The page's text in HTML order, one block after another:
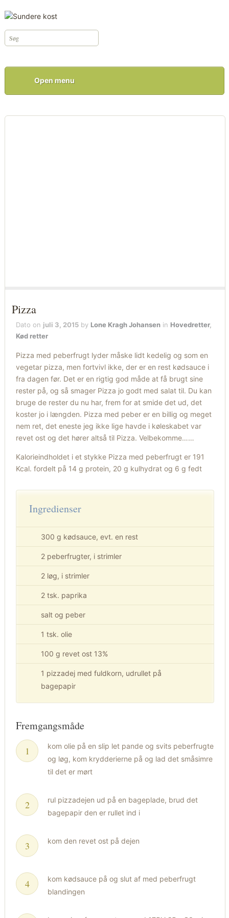
Open menu
Pizza
Dato on juli 3, 2015 by Lone Kragh Johansen in Hovedretter,
Kød retter
Pizza med peberfrugt lyder måske lidt kedelig og som en
vegetar pizza, men fortvivl ikke, der er en rest kødsauce i
fra dagen før. Det er en rigtig god måde at få brugt sine
rester på, og så smager Pizza jo godt med salat til. Du kan
bruge de rester du nu har, frem for at smide det ud, det
koster jo i længden. Pizza med peber er en billig og meget
nem ret, det eneste jeg ikke lige havde i køleskabet var
revet ost og det hører altså til Pizza. Velbekomme……
Kalorieindholdet i et stykke Pizza med peberfrugt er 191
Kcal. fordelt på 14 g protein, 20 g kulhydrat og 6 g fedt
Ingredienser
300 g kødsauce, evt. en rest
2 peberfrugter, i strimler
2 løg, i strimler
2 tsk. paprika
salt og peber
1 tsk. olie
100 g revet ost 13%
1 pizzadej med fuldkorn, udrullet på
bagepapir
Fremgangsmåde
kom olie på en slip let pande og svits peberfrugte
og løg, kom krydderierne på og lad det småsimre
til det er mørt
rul pizzadejen ud på en bageplade, brud det
bagepapir den er rullet ind i
kom den revet ost på dejen
kom kødsauce på og slut af med peberfrugt
blandingen